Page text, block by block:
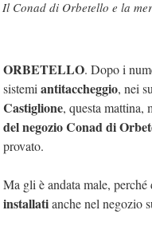
Il Conad di Orbetello e la
ORBETELLO. Dopo i
sistemi antitaccheggio, nei
Castiglione, questa mattina,
del negozio Conad di
provato.
Ma gli è andata male, perché
installatianche nel negozio